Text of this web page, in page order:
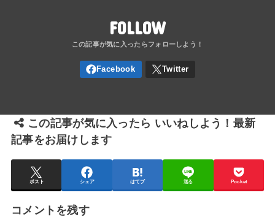
FOLLOW
この記事が気に入ったら いいねしよう！最新
記事をお届けします
ポスト シェア はてブ 送る Pocket
コメントを残す